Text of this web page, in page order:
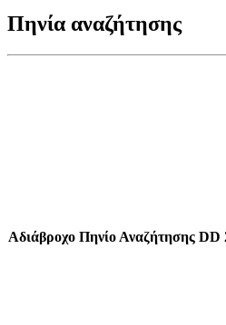
Πηνία αναζήτησης
Αδιάβροχο Πηνίο Αναζήτησης DD